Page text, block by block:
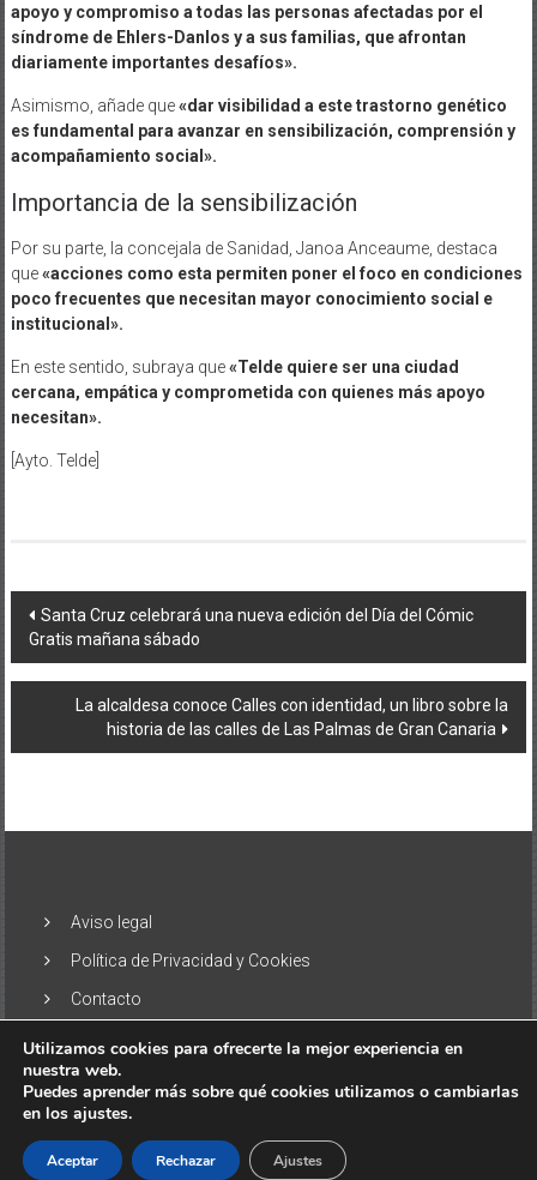
apoyo y compromiso a todas las personas afectadas por el
síndrome de Ehlers-Danlos y a sus familias, que afrontan
diariamente importantes desafíos».
Asimismo, añade que«dar visibilidad a este trastorno genético
es fundamental para avanzar en sensibilización, comprensión y
acompañamiento social».
Importancia de la sensibilización
Por su parte, la concejala de Sanidad, Janoa Anceaume, destaca
que«acciones como esta permiten poner el foco en condiciones
poco frecuentes que necesitan mayor conocimiento social e
institucional».
En este sentido, subraya que«Telde quiere ser una ciudad
cercana, empática y comprometida con quienes más apoyo
necesitan».
[Ayto. Telde]
Navegación
de
entradas
Santa Cruz celebrará una nueva edición del Día del Cómic
Gratis mañana sábado
La alcaldesa conoce Calles con identidad, un libro sobre la
historia de las calles de Las Palmas de Gran Canaria
Aviso legal
Política de Privacidad y Cookies
Contacto
Copyright © 2026
los derechos reservados. Tema:
ColorNews
Funciona gracias aWordPress
Utilizamos cookies para ofrecerte la mejor experiencia en
nuestra web.
Puedes aprender más sobre qué cookies utilizamos o cambiarlas
en los ajustes.
Aceptar Rechazar Ajustes